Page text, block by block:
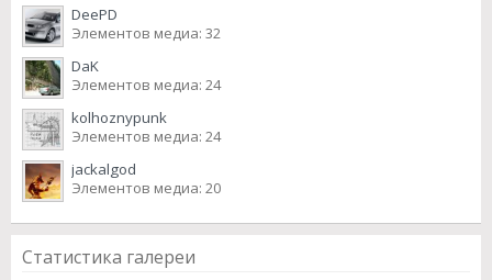
DeePD
Элементов медиа: 32
DaK
Элементов медиа: 24
kolhoznypunk
Элементов медиа: 24
jackalgod
Элементов медиа: 20
Статистика галереи